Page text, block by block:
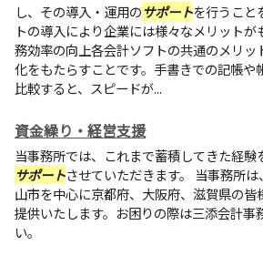
し、その導入・運用のサポートを行うこと
トの導入により企業には様々なメリット
務効率の向上各会計ソフトの共通のメリッ
化をもたらすことです。手書きでの記帳や
比較すると、スピードが...
資金繰り・経営支援
当事務所では、これまで蓄積してきた経験
サポートさせていただきます。 当事務所
山市を中心に京都府、大阪府、滋賀県の皆
提供いたします。お困りの際は三添会計事
い。